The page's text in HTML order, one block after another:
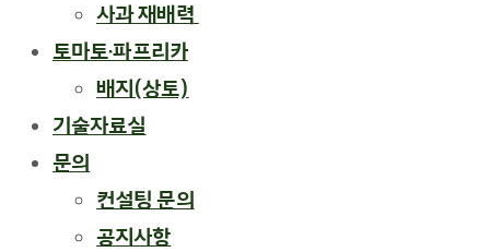
사과 재배력 ​
토마토·파프리카
배지(상토)
기술자료실
문의
컨설팅 문의
공지사항